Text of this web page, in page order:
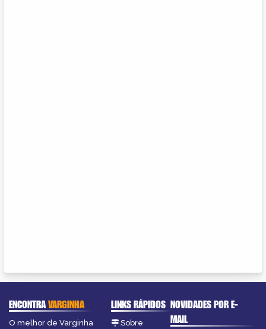
ENCONTRAVARGINHA
O melhor de Varginha
LINKS RÁPIDOS
Sobre
NOVIDADES POR E-
MAIL